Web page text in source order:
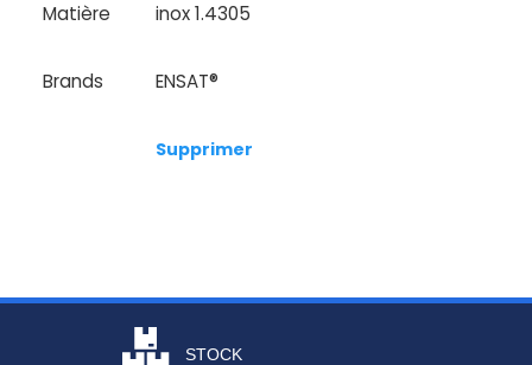
Matière inox 1.4305
Brands ENSAT®
Supprimer
STOCK